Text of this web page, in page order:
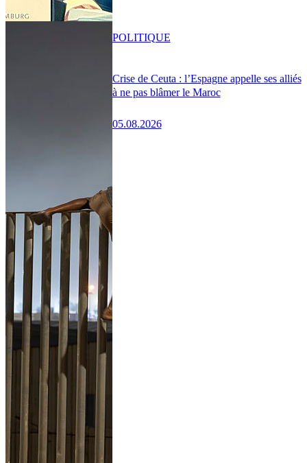
Crise de Ceuta : l’Espagne appelle ses alliés
à ne pas blâmer le Maroc
05.08.2026
POLITIQUE